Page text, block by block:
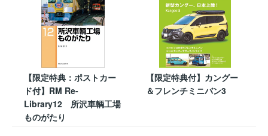
【限定特典：ポストカー
ド付】RM Re-
Library12 所沢車輌工場
ものがたり
【限定特典付】カングー
＆フレンチミニバン3